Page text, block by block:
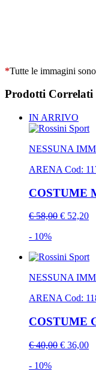
*Tutte le immagini
Prodotti Correlati
IN ARRIVO
NESSUNA
ARENA Cod:
COSTUME
€ 58,00 € 52,20
- 10%
NESSUNA
ARENACod:
COSTUME
€ 40,00 € 36,00
- 10%